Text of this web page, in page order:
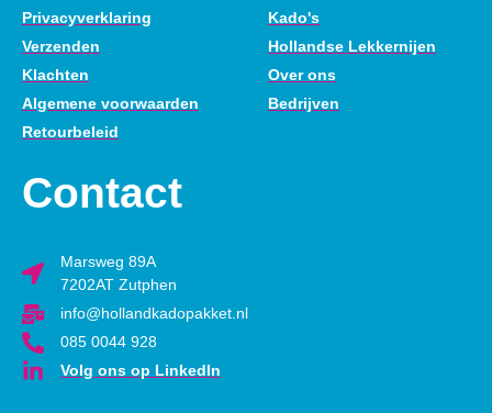
Privacyverklaring
Verzenden
Klachten
Algemene voorwaarden
Retourbeleid
Kado's
Hollandse Lekkernijen
Over ons
Bedrijven
Contact
Marsweg 89A
7202AT Zutphen
info@hollandkadopakket.nl
085 0044 928
Volg ons op LinkedIn